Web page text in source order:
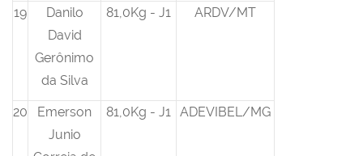
19
Danilo
David
Gerônimo
da Silva
81,0Kg - J1 ARDV/MT
20
Emerson
Junio
81,0Kg - J1 ADEVIBEL/MG